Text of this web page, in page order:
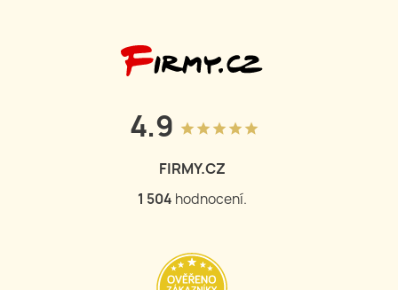
4.9 grade grade grade grade grade
FIRMY.CZ
1 504 hodnocení.